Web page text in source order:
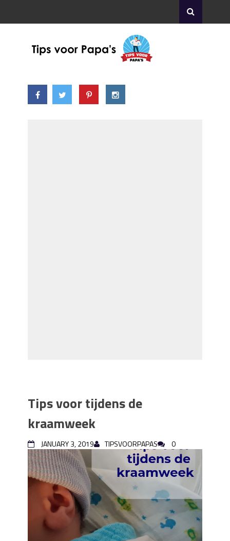
Tips voor tijdens de
kraamweek
JANUARY 3, 2019 TIPSVOORPAPAS 0